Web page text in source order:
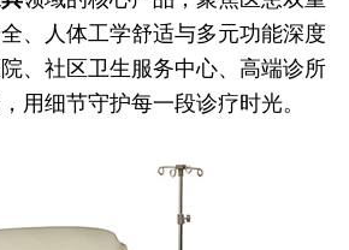
、人体工学舒适与多元功能深度
、社区卫生服务中心、高端诊所
用细节守护每一段诊疗时光。